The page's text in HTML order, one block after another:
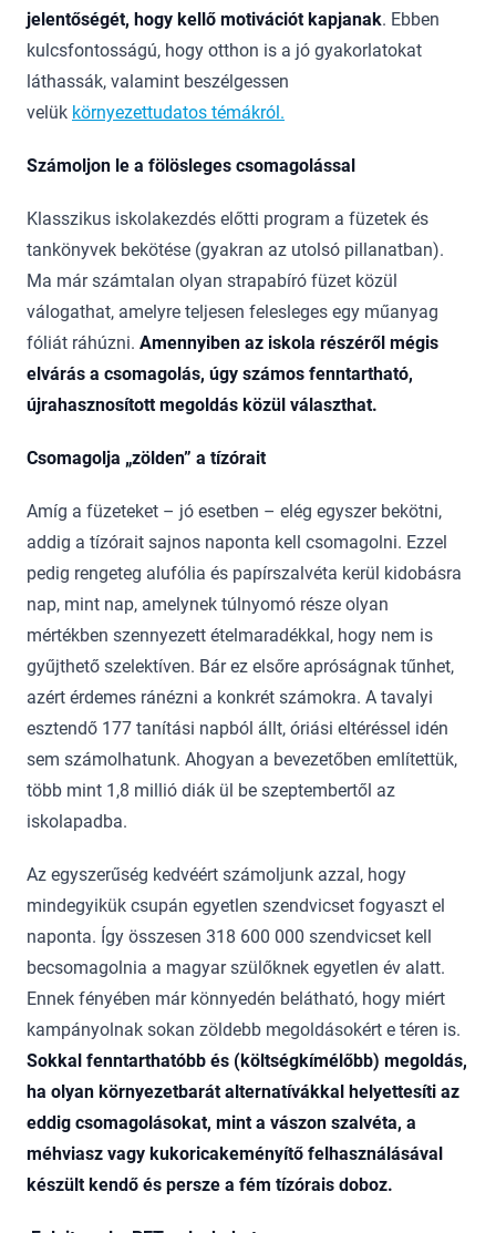
jelentőségét, hogy kellő motivációt kapjanak. Ebben
kulcsfontosságú, hogy otthon is a jó gyakorlatokat
láthassák, valamint beszélgessen
velük környezettudatos témákról.
Számoljon le a fölösleges csomagolással
Klasszikus iskolakezdés előtti program a füzetek és
tankönyvek bekötése (gyakran az utolsó pillanatban).
Ma már számtalan olyan strapabíró füzet közül
válogathat, amelyre teljesen felesleges egy műanyag
fóliát ráhúzni. Amennyiben az iskola részéről mégis
elvárás a csomagolás, úgy számos fenntartható,
újrahasznosított megoldás közül választhat.
Csomagolja „zölden” a tízórait
Amíg a füzeteket – jó esetben – elég egyszer bekötni,
addig a tízórait sajnos naponta kell csomagolni. Ezzel
pedig rengeteg alufólia és papírszalvéta kerül kidobásra
nap, mint nap, amelynek túlnyomó része olyan
mértékben szennyezett ételmaradékkal, hogy nem is
gyűjthető szelektíven. Bár ez elsőre apróságnak tűnhet,
azért érdemes ránézni a konkrét számokra. A tavalyi
esztendő 177 tanítási napból állt, óriási eltéréssel idén
sem számolhatunk. Ahogyan a bevezetőben említettük,
több mint 1,8 millió diák ül be szeptembertől az
iskolapadba.
Az egyszerűség kedvéért számoljunk azzal, hogy
mindegyikük csupán egyetlen szendvicset fogyaszt el
naponta. Így összesen 318 600 000 szendvicset kell
becsomagolnia a magyar szülőknek egyetlen év alatt.
Ennek fényében már könnyedén belátható, hogy miért
kampányolnak sokan zöldebb megoldásokért e téren is.
Sokkal fenntarthatóbb és (költségkímélőbb) megoldás,
ha olyan környezetbarát alternatívákkal helyettesíti az
eddig csomagolásokat, mint a vászon szalvéta, a
méhviasz vagy kukoricakeményítő felhasználásával
készült kendő és persze a fém tízórais doboz.